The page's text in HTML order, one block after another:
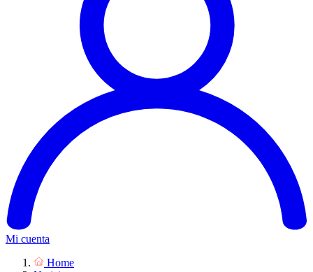
Mi cuenta
Home